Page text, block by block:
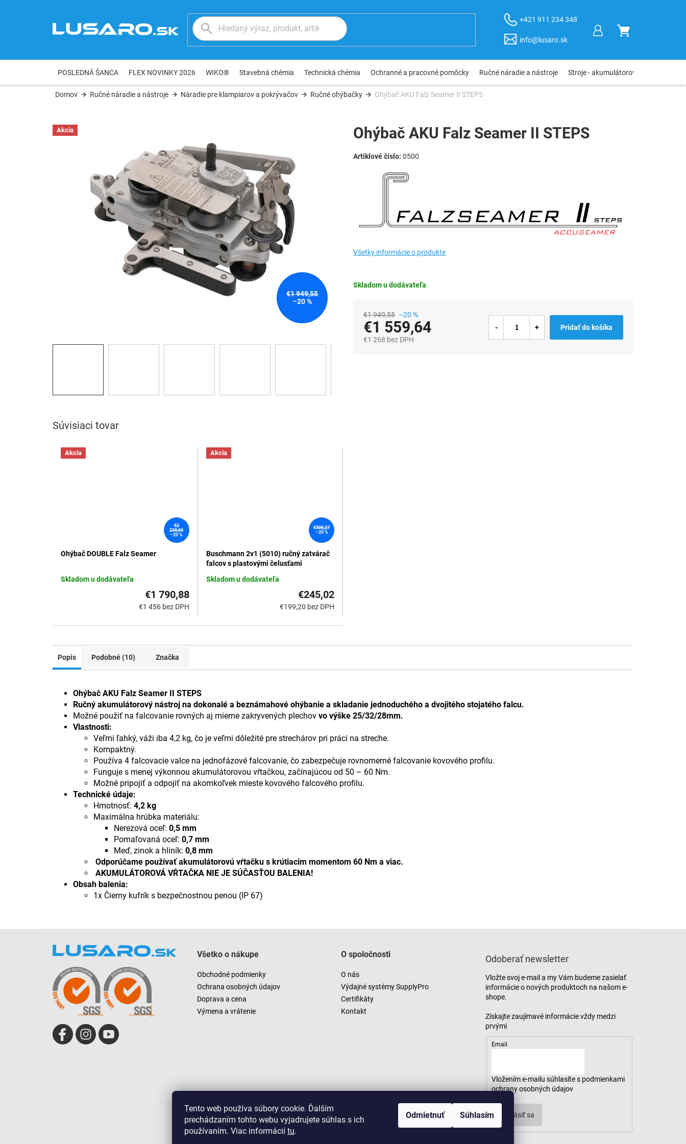
Tento web používa súbory cookie. Ďalším
prechádzaním tohto webu vyjadrujete súhlas s ich
používaním. Viac informácií tu.
Odmietnuť Súhlasím
+421 911 234 348
info@lusaro.sk
NÁKUPNÝ
POSLEDNÁ ŠANCA FLEX NOVINKY 2026 WIKO® Stavebná chémia Technická chémia Ochranné a pracovné pomôcky Ručné náradie a nástroje Stroje - akumulátorové, elektro,
Domov Ručné náradie a nástroje Náradie pre klampiarov a pokrývačov Ručné ohýbačky Ohýbač AKU Falz Seamer II STEPS
€1 949,55
–20 %
Akcia
Skladom u dodávateľa
Všetky informácie o produkte
Ohýbač AKU Falz Seamer II STEPS
0500
€1 949,55 –20 %
€1 559,64
€1 268 bez DPH
Pridať do košíka
Súvisiaci tovar
Akcia
€2
238,60
–20 %
Ohýbač DOUBLE Falz Seamer
Skladom u dodávateľa
€1 456 bez DPH
€1 790,88
Akcia
€306,27
–20 %
Buschmann 2v1 (5010) ručný zatvárač
falcov s plastovými čelusťami
Skladom u dodávateľa
€199,20 bez DPH
€245,02
Popis Podobné (10) Značka
Ohýbač AKU Falz Seamer II STEPS
Ručný akumulátorový nástroj na dokonalé a beznámahové ohýbanie a skladanie jednoduchého a dvojitého stojatého falcu.
Možné použiť na falcovanie rovných aj mierne zakryvených plechov vo výške 25/32/28mm.
Vlastnosti:
Veľmi ľahký, váži iba 4,2 kg, čo je veľmi dôležité pre strechárov pri práci na streche.
Kompaktný.
Používa 4 falcovacie valce na jednofázové falcovanie, čo zabezpečuje rovnomerné falcovanie kovového profilu.
Funguje s menej výkonnou akumulátorovou vŕtačkou, začínajúcou od 50 – 60 Nm.
Možné pripojiť a odpojiť na akomkoľvek mieste kovového falcového profilu.
Technické údaje:
Hmotnosť: 4,2 kg
Maximálna hrúbka materiálu:
Nerezová oceľ: 0,5 mm
Pomaľovaná oceľ: 0,7 mm
Meď, zinok a hliník: 0,8 mm
Odporúčame používať akumulátorovú vŕtačku s krútiacim momentom 60 Nm a viac.
AKUMULÁTOROVÁ VŔTAČKA NIE JE SÚČASŤOU BALENIA!
Obsah balenia:
1x Čierny kufrík s bezpečnostnou penou (IP 67)
Všetko o nákupe
Obchodné podmienky
Ochrana osobných údajov
Doprava a cena
Výmena a vrátenie
O spoločnosti
O nás
Výdajné systémy SupplyPro
Certifikáty
Kontakt
Odoberať newsletter
Vložte svoj e-mail a my Vám budeme zasielať
informácie o nových produktoch na našom e-
shope.
Email
Vložením e-mailu súhlasíte s podmienkami
ochrany osobných údajov
Prihlásiť sa